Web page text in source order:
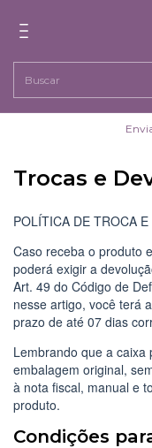
Trocas e
POLÍTICA DE TROCA
Caso receba o produto
poderá exigir a
Art. 49 do Código de
nesse artigo, você terá
prazo de até 07 dias
Lembrando que a
embalagem original,
à nota fiscal, manual e
produto.
Condições